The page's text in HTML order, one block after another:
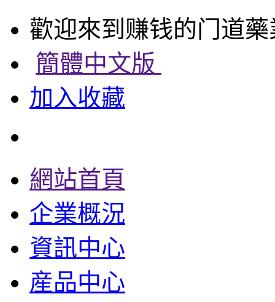
歡迎來到赚钱的门道
簡體中文版
加入收藏
網站首頁
企業概況
資訊中心
産品中心